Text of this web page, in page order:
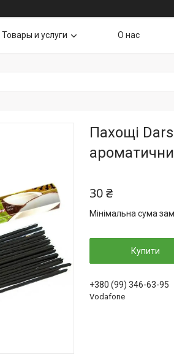
Товары и услуги О нас
Пахощі
30 ₴
Мінімальна сума
Купити
+380 (99) 346-63-95
Vodafone